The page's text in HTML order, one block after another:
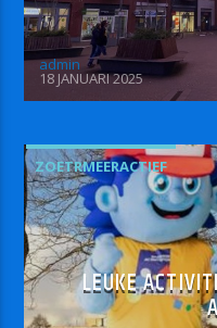
admin
18 JANUARI 2025
ZOETRMEERACTIEF
LEUKE